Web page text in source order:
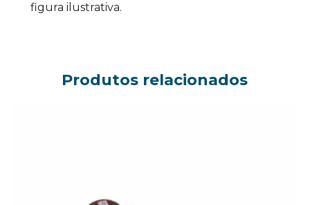
figura ilustrativa.
Produtos relacionados